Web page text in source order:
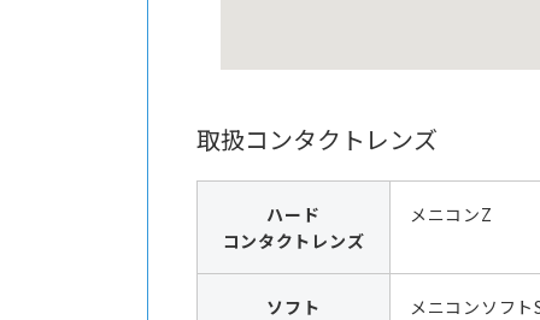
取扱コンタクトレンズ
ハード
コンタクトレンズ
メニコンZ
ソフト
メニコンソフト